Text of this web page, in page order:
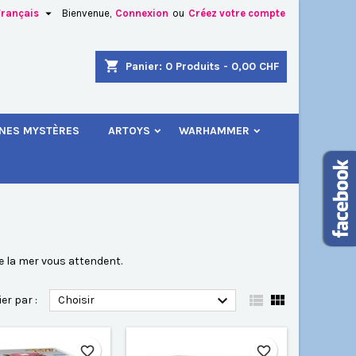
Bienvenue, Connexion ou Créez votre compte

shopping_cart Panier: 0 Produits - 0,00 CHF
MYSTÈRES ARTOYS WARHAMMER
la mer vous attendent.
par : Choisir   
favorite_border favorite_border